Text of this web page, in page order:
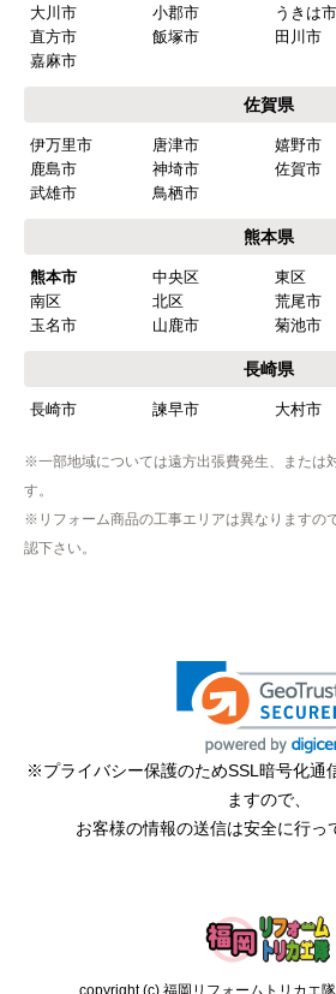
またこのショップを利用したいですか
文時期】2026年03月頃（モ
商品価格がお手頃だった
【注文からどのくらいで届きま
忘れました
【その他感想・コメント】
工事は土曜日に申し込んだが、
たので、仕事を1日休まなければ
ショップからの連絡や対応は適切でし
予定の期日までに商品が届きました
またこのショップを利用したいですか
大川市
小郡市 うきは市
直方市
飯塚市 田川市
嘉麻市
佐賀県
伊万里市 唐津市 嬉野市
鹿島市
神埼市 佐賀市
武雄市
鳥栖市
熊本県
熊本市 中央区 東区
南区
北区 荒尾市
玉名市
山鹿市 菊池市
長崎県
長崎市 諫早市 大村市
※一部地域については遠方出張費発生、または
す。
※リフォーム商品の工事エリアは異なりますの
認下さい。
※プライバシー保護のためSSL暗号化通
ますので、
お客様の情報の送信は安全に行っ